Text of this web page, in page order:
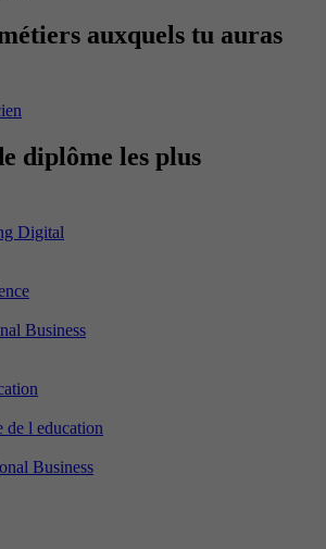
auxquels tu auras
diplôme les plus
Digital
Business
de l education
Business